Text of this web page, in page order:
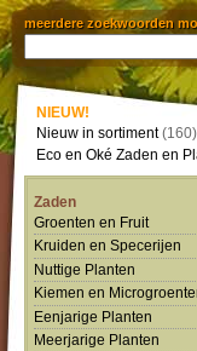
meerdere zoekwoorden
NIEUW!
Nieuw in sortiment(160)
Eco en Oké Zaden en
Zaden
Groenten en Fruit
Kruiden en Specerijen
Nuttige Planten
Kiemen en
Eenjarige Planten
Meerjarige Planten